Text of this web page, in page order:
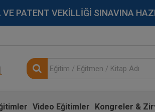
VE PATENT VEKİLLİĞİ SINAVINA
Video Eğitimler Kongreler &